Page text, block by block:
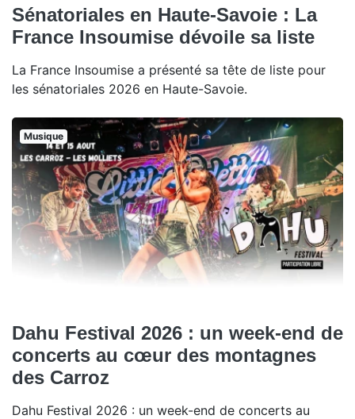
Sénatoriales en Haute-Savoie : La
France Insoumise dévoile sa liste
La France Insoumise a présenté sa tête de liste pour
les sénatoriales 2026 en Haute-Savoie.
Musique
Dahu Festival 2026 : un week-end de
concerts au cœur des montagnes
des Carroz
Dahu Festival 2026 : un week-end de concerts au